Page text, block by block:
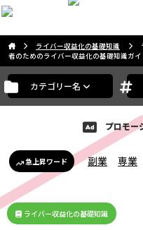
ライバー収益化の基礎知識
者のためのライバー収益化の基礎知識ガイ
カテゴリー名
プロモー
急上昇ワード 副業 専業
ライバー収益化の基礎知識